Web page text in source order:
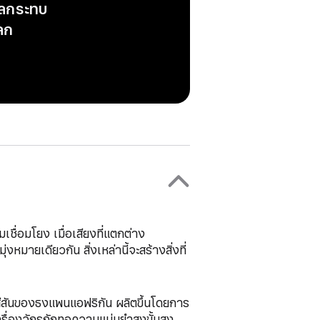
ระทบ
อมโยง เมื่อเสียงที่แตกต่าง
หมายเดียวกัน สิ่งเหล่านี้จะสร้างสิ่งที่
ของธงแพนแอฟริกัน ผลิตขึ้นโดยการ